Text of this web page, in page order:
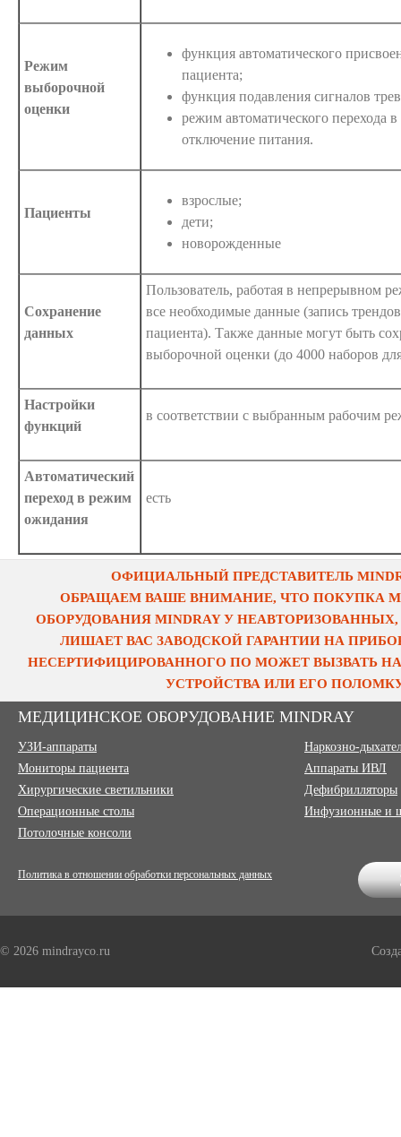
Режим
выборочной
оценки
функция автоматического
пациента;
функция подавления сигналов
режим автоматического перехода
отключение питания.
Пациенты
взрослые;
дети;
новорожденные
Сохранение
данных
Пользователь, работая в непрерывном
все необходимые данные (запись
пациента). Также данные могут быть
выборочной оценки (до 4000 наборов
Настройки
функций
в соответствии с выбранным рабочим
Автоматический
переход в режим
ожидания
есть
ОФИЦИАЛЬНЫЙ ПРЕДСТАВИТЕЛЬ
ОБРАЩАЕМ ВАШЕ ВНИМАНИЕ, ЧТО ПОКУПКА
ОБОРУДОВАНИЯ MINDRAY У
ЛИШАЕТ ВАС ЗАВОДСКОЙ ГАРАНТИИ НА
НЕСЕРТИФИЦИРОВАННОГО ПО МОЖЕТ ВЫЗВАТЬ
УСТРОЙСТВА ИЛИ ЕГО
МЕДИЦИНСКОЕ ОБОРУДОВАНИЕ MINDRAY
УЗИ-аппараты
Мониторы пациента
Хирургические светильники
Операционные столы
Потолочные консоли
Наркозно-
Аппараты ИВЛ
Дефибрилляторы
Инфузионные и
Политика в отношении обработки персональных данных
© 2026 mindrayco.ru